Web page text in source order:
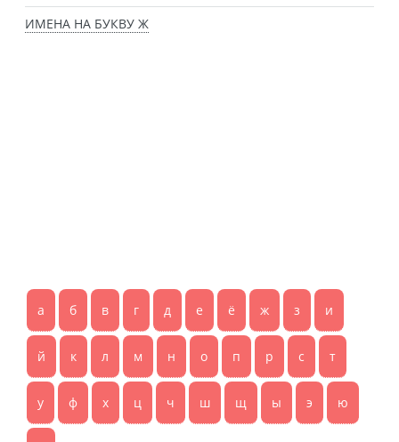
ИМЕНА НА БУКВУ Ж
а б в г д е ё ж з и
й к л м н о п р с т
у ф х ц ч ш щ ы э ю